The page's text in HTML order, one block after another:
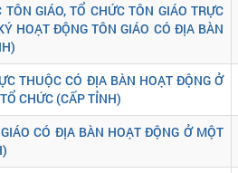
GIÁO, TỔ CHỨC TÔN GIÁO TRỰC
HOẠT ĐỘNG TÔN GIÁO CÓ ĐỊA BÀN
THUỘC CÓ ĐỊA BÀN HOẠT ĐỘNG Ở
CHỨC (CẤP TỈNH)
CÓ ĐỊA BÀN HOẠT ĐỘNG Ở MỘT